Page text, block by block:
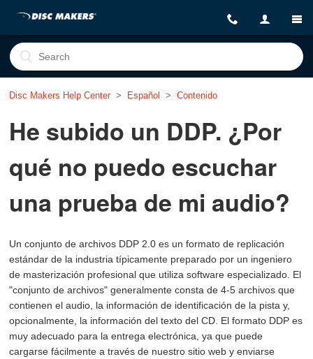
Disc Makers Help Center Español Contenido
He subido un DDP. ¿Por
qué no puedo escuchar
una prueba de mi audio?
Un conjunto de archivos DDP 2.0 es un formato de replicación
estándar de la industria típicamente preparado por un ingeniero
de masterización profesional que utiliza software especializado. El
"conjunto de archivos" generalmente consta de 4-5 archivos que
contienen el audio, la información de identificación de la pista y,
opcionalmente, la información del texto del CD. El formato DDP es
muy adecuado para la entrega electrónica, ya que puede
cargarse fácilmente a través de nuestro sitio web y enviarse